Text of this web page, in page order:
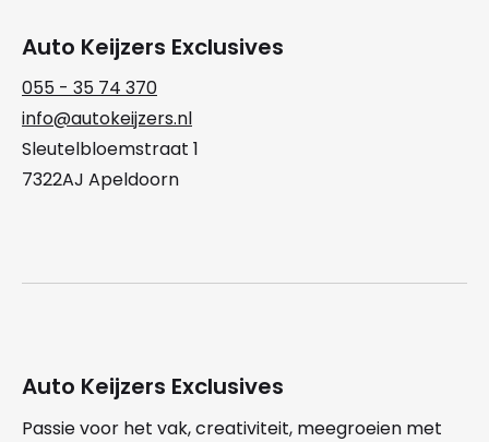
Auto Keijzers Exclusives
055 - 35 74 370
info@autokeijzers.nl
Sleutelbloemstraat 1
7322AJ Apeldoorn
Auto Keijzers Exclusives
Passie voor het vak, creativiteit, meegroeien met